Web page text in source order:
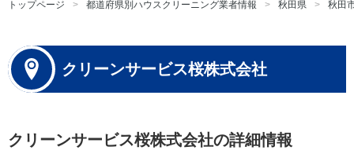
トップページ 都道府県別ハウスクリーニング業者情報 秋田県 秋田
クリーンサービス桜株式会社
クリーンサービス桜株式会社の詳細情報